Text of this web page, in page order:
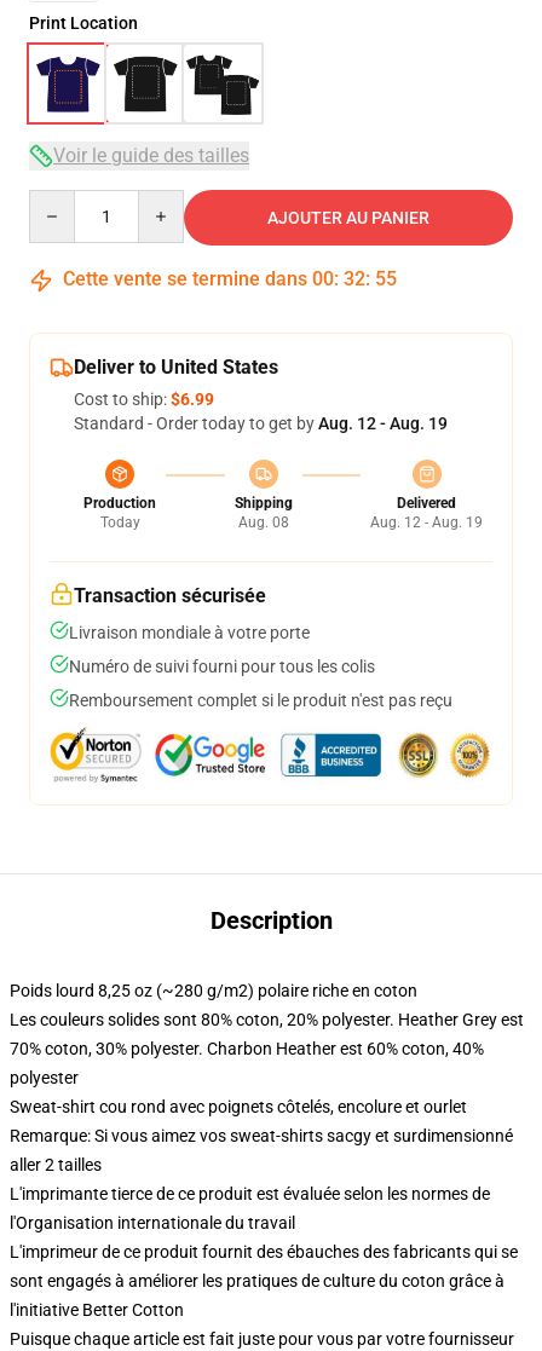
Print Location
Voir le guide des tailles
AJOUTER AU PANIER
Cette vente se termine dans 00: 32: 54
Deliver to United States
Cost to ship:$6.99
Standard - Order today to get byAug. 12 - Aug. 19
Production
Today
Shipping
Aug. 08
Delivered
Aug. 12 - Aug. 19
Transaction sécurisée
Livraison mondiale à votre porte
Numéro de suivi fourni pour tous les colis
Remboursement complet si le produit n'est pas reçu
Description
Poids lourd 8,25 oz (~280 g/m2) polaire riche en coton
Les couleurs solides sont 80% coton, 20% polyester. Heather Grey est
70% coton, 30% polyester. Charbon Heather est 60% coton, 40%
polyester
Sweat-shirt cou rond avec poignets côtelés, encolure et ourlet
Remarque: Si vous aimez vos sweat-shirts sacgy et surdimensionné
aller 2 tailles
L'imprimante tierce de ce produit est évaluée selon les normes de
l'Organisation internationale du travail
L'imprimeur de ce produit fournit des ébauches des fabricants qui se
sont engagés à améliorer les pratiques de culture du coton grâce à
l'initiative Better Cotton
Puisque chaque article est fait juste pour vous par votre fournisseur